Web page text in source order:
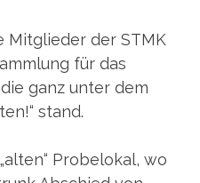
Mitglieder der STMK
für das
ganz unter dem
stand.
Probelokal, wo